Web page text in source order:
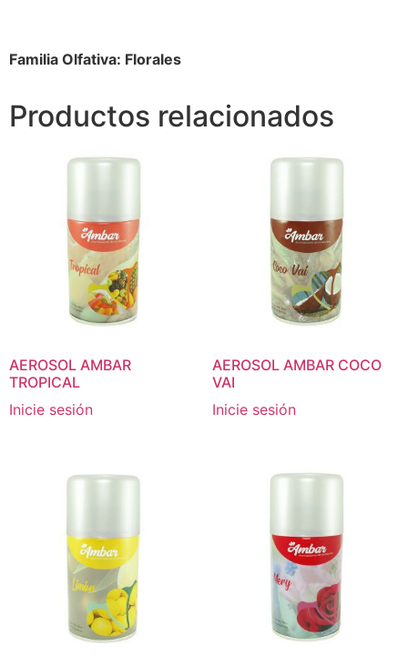
Familia Olfativa: Florales
Productos relacionados
AEROSOL AMBAR
TROPICAL
Inicie sesión
AEROSOL AMBAR COCO
VAI
Inicie sesión